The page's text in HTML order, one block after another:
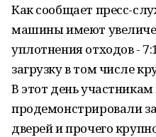
Как сообщает пресс-
машины имеют
уплотнения отходов -
загрузку в том числе
В этот день
продемонстрировали
дверей и прочего